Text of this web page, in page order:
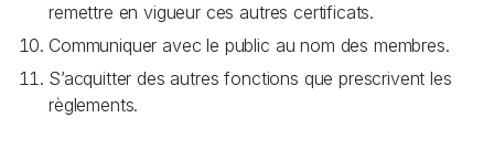
remettre en vigueur ces autres certificats.
Communiquer avec le public au nom des membres.
S’acquitter des autres fonctions que prescrivent les
règlements.